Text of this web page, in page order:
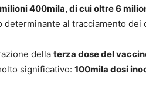
400mila, di cui oltre 6
al tracciamento dei
della terza dose del
significativo: 100mila dosi